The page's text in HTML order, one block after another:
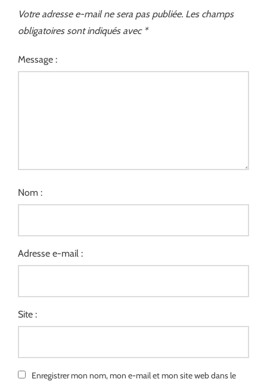
Votre adresse e-mail ne sera pas publiée. Les champs
obligatoires sont indiqués avec *
Message :
Nom :
Adresse e-mail :
Site :
Enregistrer mon nom, mon e-mail et mon site web dans le